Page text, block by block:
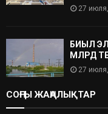
27
БИЫЛ
МЛРД
27
СОҢҒЫ ЖАҢАЛЫҚТАР